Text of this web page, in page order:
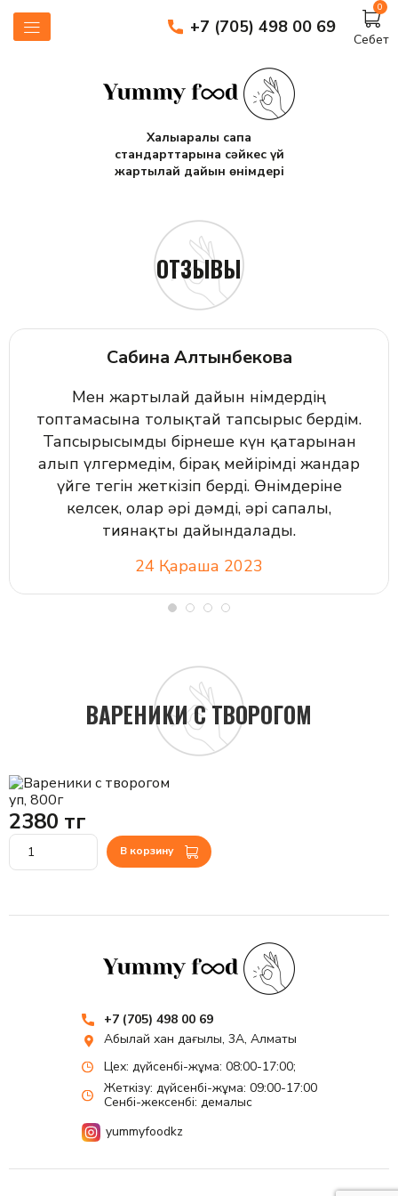
+7 (705) 498 00 69
0
Себет
Халықаралық сапа
стандарттарына сәйкес үй
жартылай дайын өнімдері
ОТЗЫВЫ
Сабина Алтынбекова
Мен жартылай дайын өнімдердің
топтамасына толықтай тапсырыс бердім.
Тапсырысымды бірнеше күн қатарынан
алып үлгермедім, бірақ мейірімді жандар
үйге тегін жеткізіп берді. Өнімдеріне
келсек, олар әрі дәмді, әрі сапалы,
тиянақты дайындалады.
24 Қараша 2023
ВАРЕНИКИ С ТВОРОГОМ
уп, 800г
2380 тг
В корзину
+7 (705) 498 00 69
Абылай хан даңғылы, 3А, Алматы
Цех: дүйсенбі-жұма: 08:00-17:00;
Жеткізу: дүйсенбі-жұма: 09:00-17:00
Сенбі-жексенбі: демалыс
yummyfoodkz